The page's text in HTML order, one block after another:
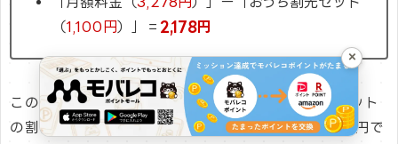
（1,100円）」＝ 2,178円
このように、ミニフィットプラン＋におうち割 光セット
の割引を適用すると、ソフトバンク内で最安の2,178円で
×